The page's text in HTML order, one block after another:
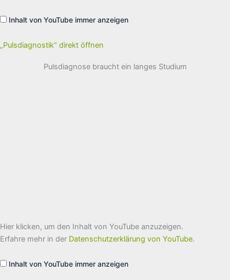
Inhalt von YouTube immer anzeigen
„Pulsdiagnostik“ direkt öffnen
Pulsdiagnose braucht ein langes Studium
„Prof.
Dr.
Dwiwedi
India
–
Hier klicken, um den Inhalt von YouTube anzuzeigen.
Erfahre mehr in der Datenschutzerklärung von YouTube.
Inhalt von YouTube immer anzeigen